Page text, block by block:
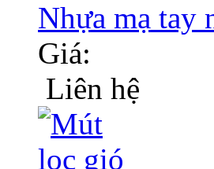
Nhựa mạ tay
Giá:
Liên hệ